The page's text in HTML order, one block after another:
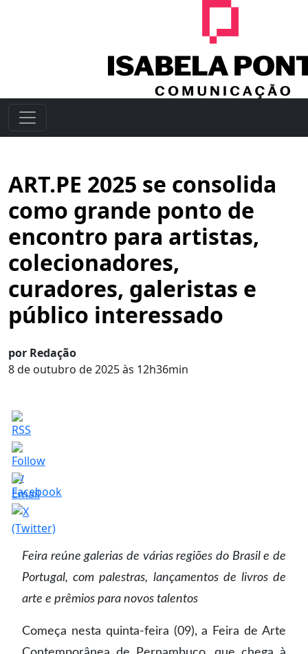
ART.PE 2025 se consolida
como grande ponto de
encontro para artistas,
colecionadores,
curadores, galeristas e
público interessado
por Redação
8 de outubro de 2025 às 12h36min
Feira reúne galerias de várias regiões do Brasil e de
Portugal, com palestras, lançamentos de livros de
arte e prêmios para novos talentos
Começa nesta quinta-feira (09), a Feira de Arte